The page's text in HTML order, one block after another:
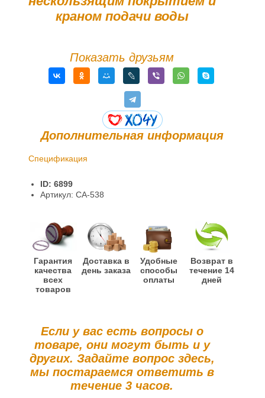
краном подачи воды
Показать друзьям
Дополнительная информация
Спецификация
Гарантии и возврат
ID: 6899
Артикул: CA-538
Гарантия
качества
всех
товаров
Доставка в
день заказа
Удобные
способы
оплаты
Возврат в
течение 14
дней
Если у вас есть вопросы о
товаре, они могут быть и у
других. Задайте вопрос здесь,
мы постараемся ответить в
течение 3 часов.